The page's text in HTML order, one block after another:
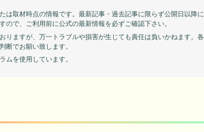
は取材時点の情報です。最新記事・過去記事に限らず公開日以降に
ので、ご利用前に公式の最新情報を必ずご確認下さい。
りますが、万一トラブルや損害が生じても責任は負いかねます。各
断でお願い致します。
ムを使用しています。